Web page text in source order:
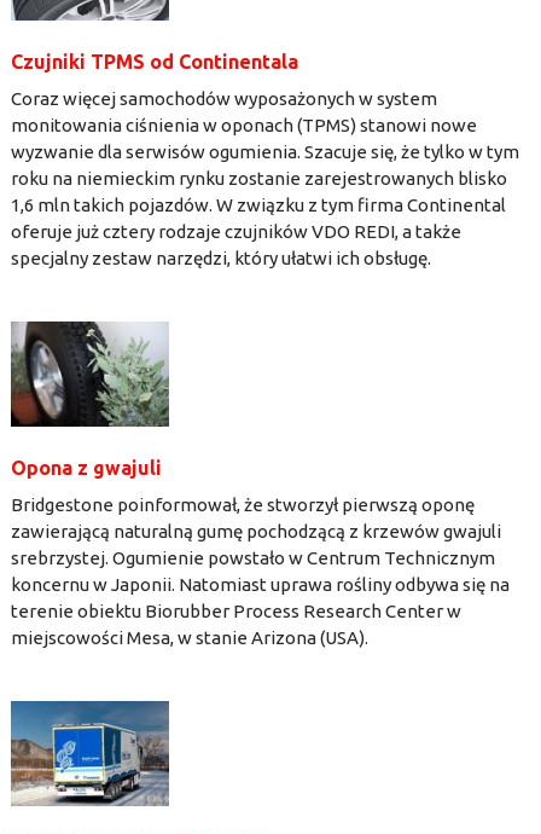
Czujniki TPMS od Continentala
Coraz więcej samochodów wyposażonych w system
monitowania ciśnienia w oponach (TPMS) stanowi nowe
wyzwanie dla serwisów ogumienia. Szacuje się, że tylko w tym
roku na niemieckim rynku zostanie zarejestrowanych blisko
1,6 mln takich pojazdów. W związku z tym firma Continental
oferuje już cztery rodzaje czujników VDO REDI, a także
specjalny zestaw narzędzi, który ułatwi ich obsługę.
Opona z gwajuli
Bridgestone poinformował, że stworzył pierwszą oponę
zawierającą naturalną gumę pochodzącą z krzewów gwajuli
srebrzystej. Ogumienie powstało w Centrum Technicznym
koncernu w Japonii. Natomiast uprawa rośliny odbywa się na
terenie obiektu Biorubber Process Research Center w
miejscowości Mesa, w stanie Arizona (USA).